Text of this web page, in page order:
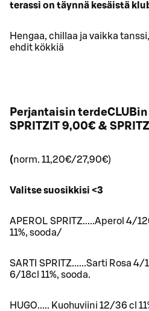
terassi on täynnä kesäistä
Hengaa, chillaa ja vaikka
ehdit kökkiä
Perjantaisin
SPRITZIT 9,00€ &
(norm. 11,20€/27,90€)
Valitse suosikkisi <3
APEROL SPRITZ.....Aperol 4/
11%, sooda/
SARTI SPRITZ......Sarti Rosa 4/
6/18cl 11%, sooda.
HUGO..... Kuohuviini 12/36 cl